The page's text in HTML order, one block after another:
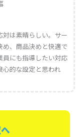
は素晴らしい。サー
め、商品決めと快適で
員にも指導したい対応
的な設定と思われ